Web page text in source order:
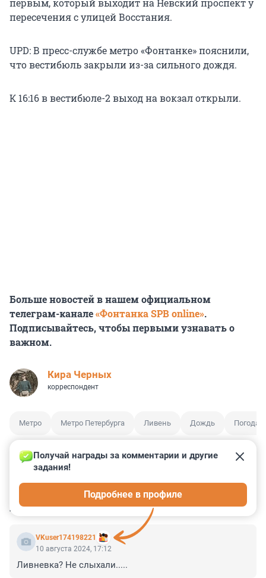
первым, который выходит на Невский проспект у
пересечения с улицей Восстания.
UPD: В пресс-службе метро «Фонтанке» пояснили,
что вестибюль закрыли из-за сильного дождя.
К 16:16 в вестибюле-2 выход на вокзал открыли.
Больше новостей в нашем официальном
телеграм-канале«Фонтанка SPB online».
Подписывайтесь, чтобы первыми узнавать о
важном.
Кира Черных
корреспондент
Метро Метро Петербурга Ливень Дождь Погода
КОММЕНТАРИИ 3
VKuser174198221
Получай награды за комментарии и другие
задания!
Подробнее в профиле
10 августа 2024, 17:12
Ливневка? Не слыхали.....